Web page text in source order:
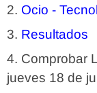
Ocio -
Resultados
Comprobar
jueves 18 de